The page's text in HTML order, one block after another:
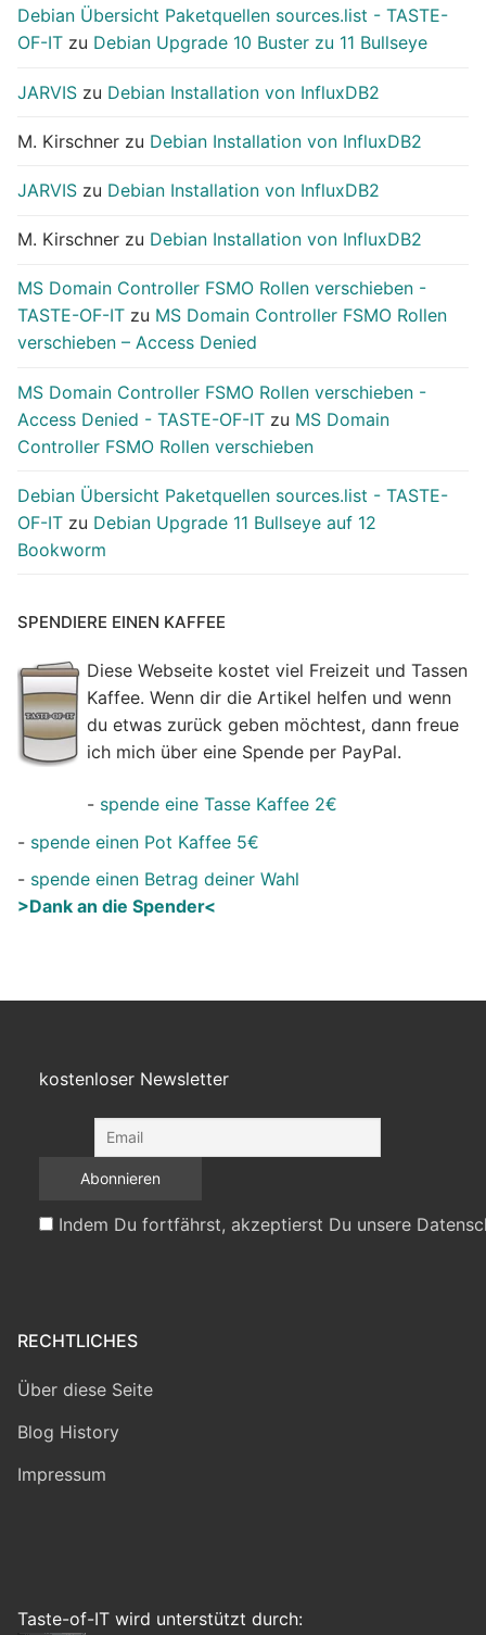
Debian Übersicht Paketquellen sources.list - TASTE-
OF-IT zu Debian Upgrade 10 Buster zu 11 Bullseye
JARVIS zu Debian Installation von InfluxDB2
M. Kirschner zu Debian Installation von InfluxDB2
JARVIS zu Debian Installation von InfluxDB2
M. Kirschner zu Debian Installation von InfluxDB2
MS Domain Controller FSMO Rollen verschieben -
TASTE-OF-IT zu MS Domain Controller FSMO Rollen
verschieben – Access Denied
MS Domain Controller FSMO Rollen verschieben -
Access Denied - TASTE-OF-IT zu MS Domain
Controller FSMO Rollen verschieben
Debian Übersicht Paketquellen sources.list - TASTE-
OF-IT zu Debian Upgrade 11 Bullseye auf 12
Bookworm
SPENDIERE EINEN KAFFEE
Diese Webseite kostet viel Freizeit und Tassen
Kaffee. Wenn dir die Artikel helfen und wenn
du etwas zurück geben möchtest, dann freue
ich mich über eine Spende per PayPal.
- spende eine Tasse Kaffee 2€
- spende einen Pot Kaffee 5€
- spende einen Betrag deiner Wahl
>Dank an die Spender<
kostenloser Newsletter
Indem Du fortfährst, akzeptierst Du unsere
RECHTLICHES
Über diese Seite
Blog History
Impressum
Taste-of-IT wird unterstützt durch: